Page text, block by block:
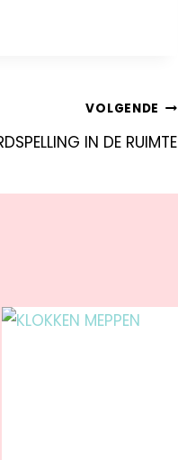
VOLGENDE
IN DE RUIMTE